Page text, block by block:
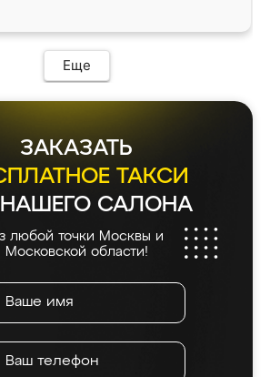
Еще
ЗАКАЗАТЬ
ТАКСИ
САЛОНА
любой точки Москвы и
Московской области!